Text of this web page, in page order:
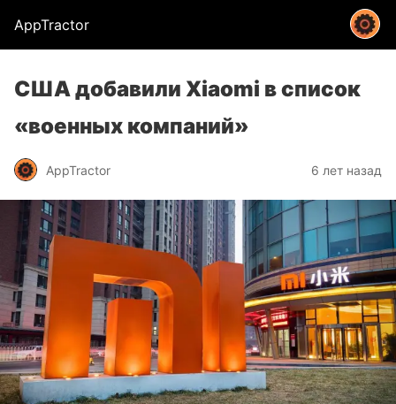
AppTractor
США добавили Xiaomi в список
«военных компаний»
AppTractor 6 лет назад